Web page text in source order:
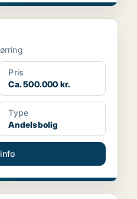
Pris
Ca. 500.000 kr.
Type
Andelsbolig